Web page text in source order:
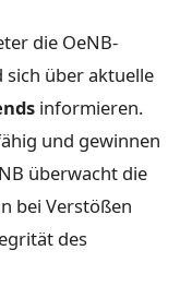
die OeNB-
über aktuelle
informieren.
und gewinnen
überwacht die
bei Verstößen
des